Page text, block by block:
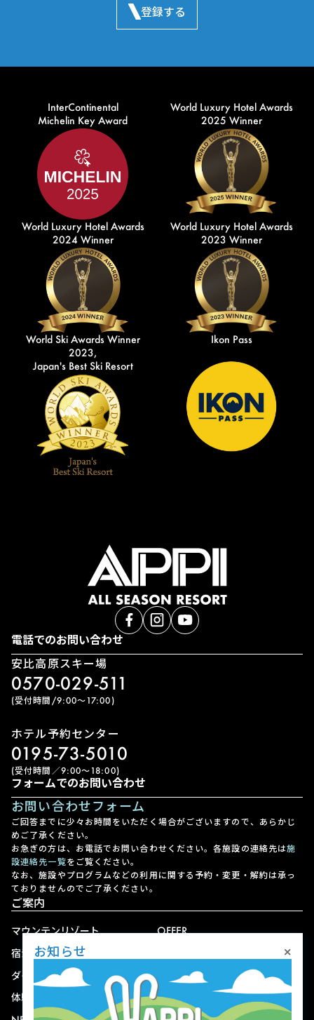
登録する
InterContinental
Michelin Key Award
World Luxury Hotel Awards
2025 Winner
World Luxury Hotel Awards
2024 Winner
World Luxury Hotel Awards
2023 Winner
World Ski Awards Winner
2023,
Japan's Best Ski Resort
Ikon Pass
電話でのお問い合わせ
安比高原スキー場
0570-029-511
(受付時間/9:00〜17:00)
ホテル予約センター
0195-73-5010
(受付時間／9:00〜18:00)
フォームでのお問い合わせ
お問い合わせフォーム
ご回答までに少々お時間をいただく場合がございますので、あらかじ
めご了承ください。
お急ぎの方は、お電話でお問い合わせください。各施設の連絡先は施
設連絡先一覧をご覧ください。
なお、施設やプログラムなどの利用に関する予約・変更・解約は承っ
ておりませんのでご了承ください。
ご案内
マウンテンリゾート
宿泊
ダイニング
体験
OFFER
ショップ
お知らせ ×